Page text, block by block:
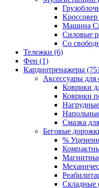
Машина
Силовые
Со
Тележки (6)
Фен (1)
Кардиотренажеры
Аксессуары для
Коврики
Коврики
Смазка
Беговые
%
Складные